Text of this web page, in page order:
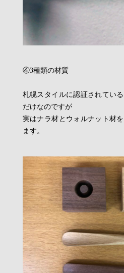
④3種類の材質
札幌スタイルに認証されてい
だけなのですが
実はナラ材とウォルナット材
ます。